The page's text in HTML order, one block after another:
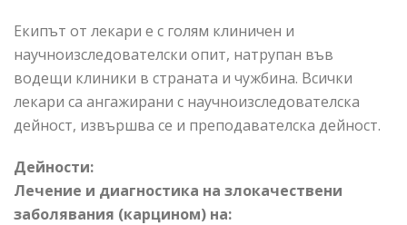
Екипът от лекари е с голям клиничен и
научноизследователски опит, натрупан във
водещи клиники в страната и чужбина. Всички
лекари са ангажирани с научноизследователска
дейност, извършва се и преподавателска дейност.
Дейности:
Лечение и диагностика на злокачествени
заболявания (карцином) на: